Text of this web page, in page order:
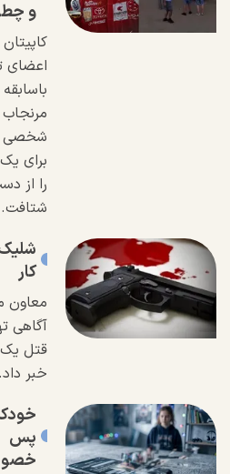
و
اعضای
شخصی
برای
را از
شتافت.
کار
معاون
آگاهی
قتل یک
خبر داد.
پس